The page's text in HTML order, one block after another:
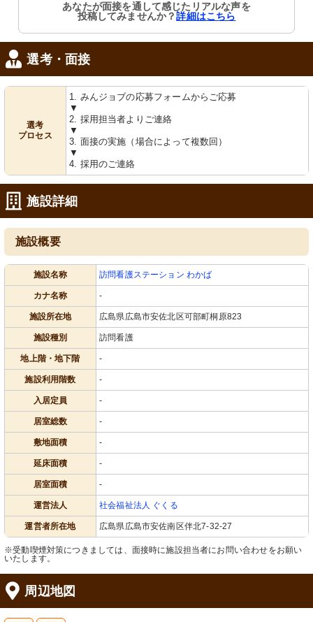
あなたが面接を通して感じたリアルな声を
投稿してみませんか？詳細はこちら
選考・面接
選考
プロセス
1. みんジョブの応募フォームからご応募
▼
2. 採用担当者よりご連絡
▼
3. 面接の実施（場合によって複数回）
▼
4. 採用のご連絡
施設詳細
施設概要
施設名称 訪問看護ステーション わかば
カナ名称 -
施設所在地 広島県広島市安佐北区可部町桐原823
施設種別 訪問看護
地上階・地下階 -
施設利用階数 -
入居定員 -
居室総数 -
敷地面積 -
延床面積 -
居室面積 -
運営法人 社会福祉法人 ぐくる
運営者所在地 広島県広島市安佐南区伴北7-32-27
※受動喫煙対策につきましては、面接時に施設担当者にお問い合わせをお願い
いたします。
周辺地図